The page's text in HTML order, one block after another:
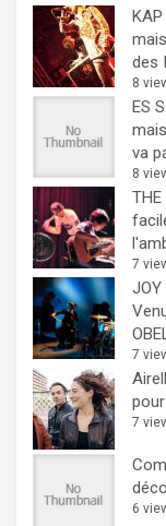
des
8
ES
va
8
7
7
7
6